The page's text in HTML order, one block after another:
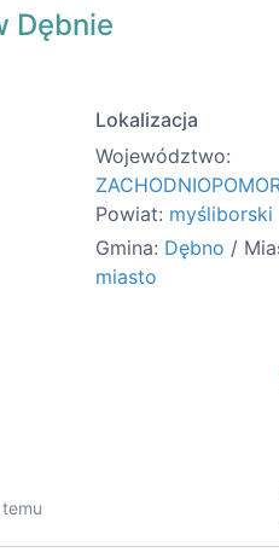
Dębnie
Lokalizacja
Województwo:
Powiat: myśliborski
Gmina: Dębno /
miasto